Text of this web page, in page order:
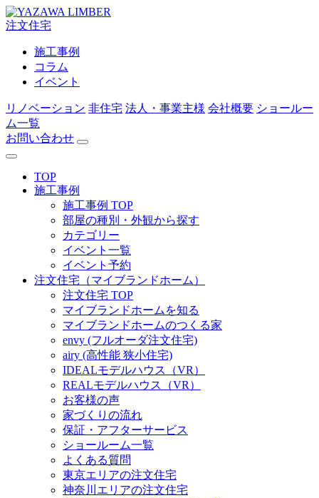
注文住宅
施工事例
コラム
イベント
リノベーション 非住宅 法人・事業主様 会社概要 ショールー
ム一覧
お問い合わせ
TOP
施工事例
施工事例 TOP
部屋の種別・外観から探す
カテゴリー
イベント一覧
イベント予約
注文住宅（マイブランドホーム）
注文住宅 TOP
マイブランドホームを知る
マイブランドホームのつくる家
envy (フルオーダ注文住宅)
airy (高性能 狭小住宅)
IDEALモデルハウス（VR）
REALモデルハウス（VR）
お客様の声
家づくりの流れ
保証・アフターサービス
ショールーム一覧
よくある質問
東京エリアの注文住宅
神奈川エリアの注文住宅